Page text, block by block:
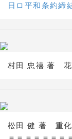
日ロ平和条約締
村田 忠禧 著 花
松田 健 著 重化
＝＝＝＝＝＝＝